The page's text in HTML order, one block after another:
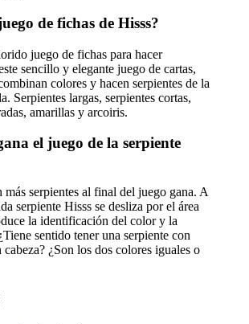
de fichas de Hisss?
juego de fichas para hacer
sencillo y elegante juego de cartas,
colores y hacen serpientes de la
Serpientes largas, serpientes cortas,
amarillas y arcoiris.
el juego de la serpiente
serpientes al final del juego gana. A
serpiente Hisss se desliza por el área
la identificación del color y la
sentido tener una serpiente con
¿Son los dos colores iguales o